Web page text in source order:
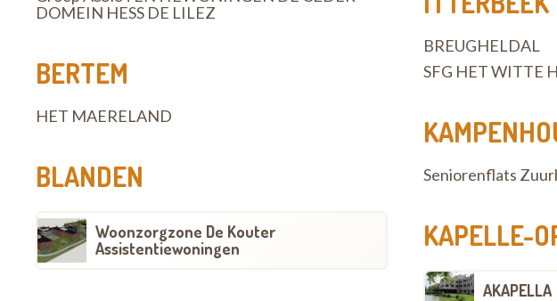
DOMEIN HESS DE LILEZ
BERTEM
HET MAERELAND
BLANDEN
Woonzorgzone De Kouter
Assistentiewoningen
BREUGHELDAL
SFG HET WITTE
Seniorenflats
KAPELLE-
AKAPELLA